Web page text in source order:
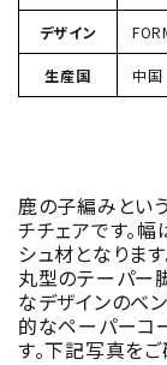
デザイン
生産国 中国
鹿の子編みとい
チチェアです。
シュ材となります
丸型のテーパー
なデザインのベ
的なペーパーコ
す。下記写真をご